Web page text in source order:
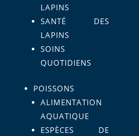
LAPINS
SANTÉ DES
LAPINS
SOINS
QUOTIDIENS
POISSONS
ALIMENTATION
AQUATIQUE
ESPÈCES DE